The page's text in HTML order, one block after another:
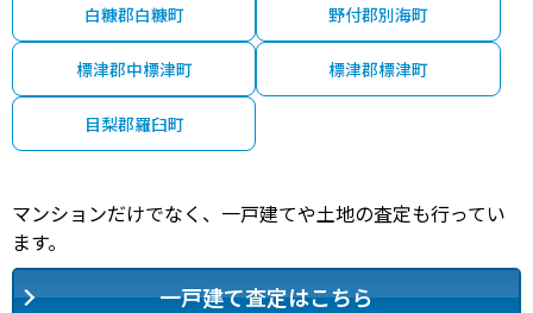
白糠郡白糠町 野付郡別海町
標津郡中標津町 標津郡標津町
目梨郡羅臼町
マンションだけでなく、一戸建てや土地の査定も行ってい
ます。
一戸建て査定はこちら